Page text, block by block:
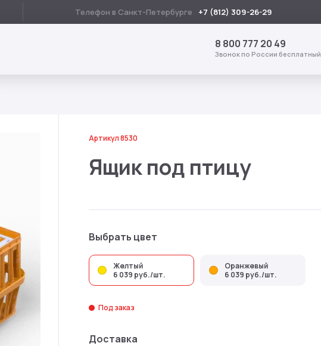
+7 (812) 309-26-29
8 800 777 20 49
Звонок по России бесплатный
Ягоды и грибы
Артикул 8530
Ящик под птицу
Выбрать цвет
Желтый
6 039 руб./шт.
Оранжевый
6 039 руб./шт.
Под заказ
Доставка